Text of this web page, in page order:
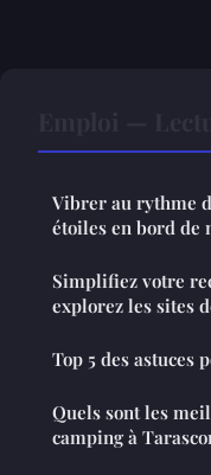
Vibrer au rythme
étoiles en bord de
Simplifiez votre
explorez les sites
Top 5 des astuces
Quels sont les
camping à